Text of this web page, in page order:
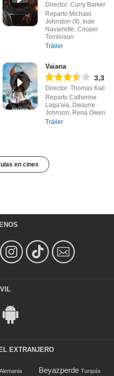
Director: Curry Barker
Reparto Michael
Johnston (II), Inde
Navarrette, Cooper
Tomlinson
Tráiler
Vaiana
3,3
Director: Thomas Kail
Reparto Catherine
Laga'aia, Dwayne
Johnson, Rena Owen
Tráiler
en cines
EXTRANJERO
Alemania Beyazperde Turquía